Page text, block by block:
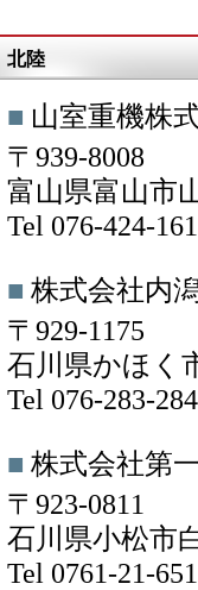
北陸
■ 山室重機株
〒939-8008
富山県富山市
Tel 076-424-
■ 株式会社内
〒929-1175
石川県かほく
Tel 076-283-
■ 株式会社第
〒923-0811
石川県小松市
Tel 0761-21-